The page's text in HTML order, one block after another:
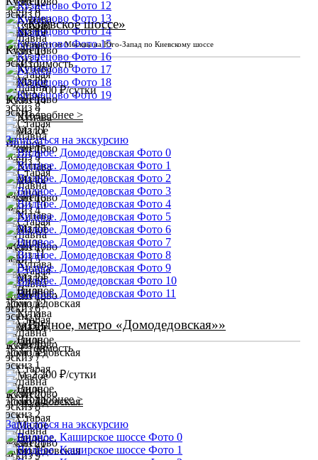
«Киевское шоссе»
30 минут от Москвы на Юго-Запад по Киевскому шоссе
Стоимость
от1 700 ₽/сутки
Подробнее >
Записаться на экскурсию
«Видное, метро «Домодедовская»»
Стоимость
от2 200 ₽/сутки
Подробнее >
Записаться на экскурсию